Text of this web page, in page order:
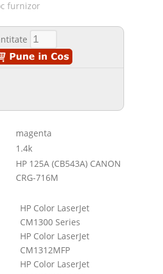
furnizor
magenta
1.4k
HP 125A (CB543A) CANON
CRG-716M